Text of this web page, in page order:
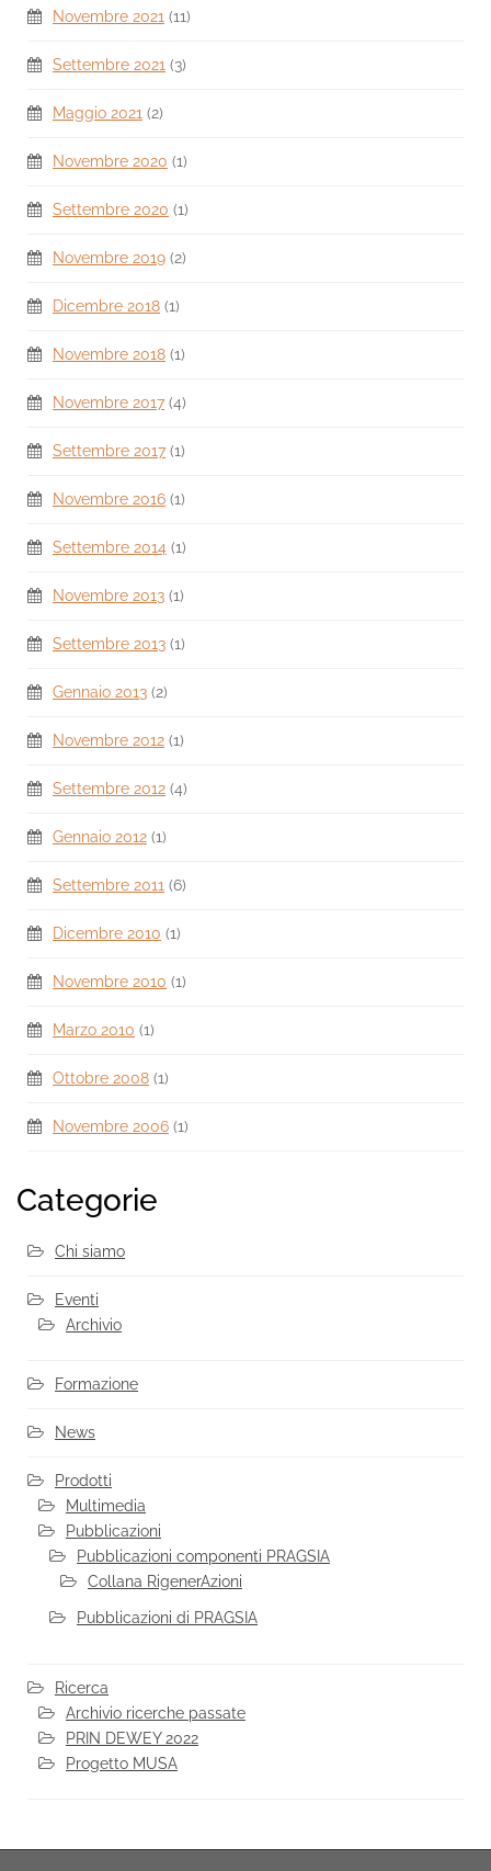
Novembre 2021 (11)
Settembre 2021 (3)
Maggio 2021 (2)
Novembre 2020 (1)
Settembre 2020 (1)
Novembre 2019 (2)
Dicembre 2018 (1)
Novembre 2018 (1)
Novembre 2017 (4)
Settembre 2017 (1)
Novembre 2016 (1)
Settembre 2014 (1)
Novembre 2013 (1)
Settembre 2013 (1)
Gennaio 2013 (2)
Novembre 2012 (1)
Settembre 2012 (4)
Gennaio 2012 (1)
Settembre 2011 (6)
Dicembre 2010 (1)
Novembre 2010 (1)
Marzo 2010 (1)
Ottobre 2008 (1)
Novembre 2006 (1)
Categorie
Chi siamo
Eventi
Archivio
Formazione
News
Prodotti
Multimedia
Pubblicazioni
Pubblicazioni componenti PRAGSIA
Collana RigenerAzioni
Pubblicazioni di PRAGSIA
Ricerca
Archivio ricerche passate
PRIN DEWEY 2022
Progetto MUSA